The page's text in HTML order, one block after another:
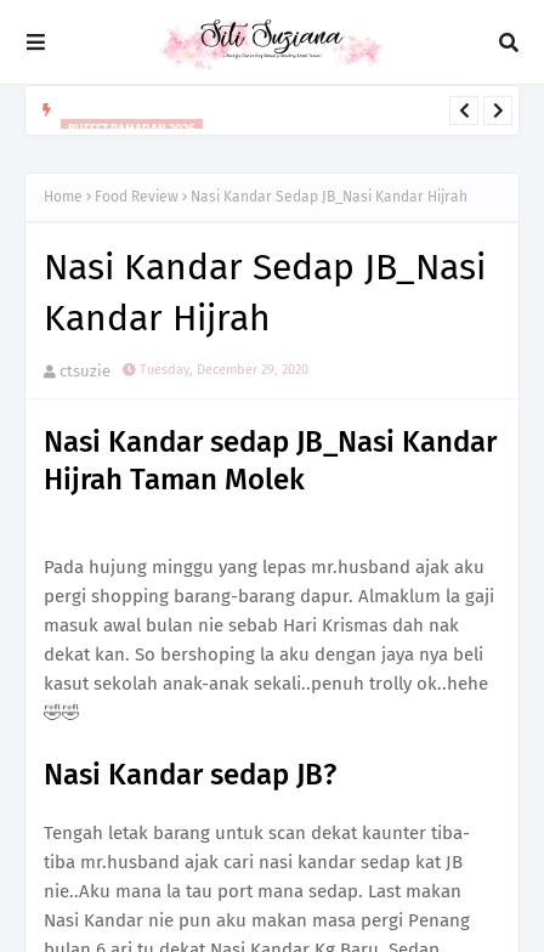
Home Food Review Nasi Kandar Sedap JB_Nasi Kandar Hijrah
Nasi Kandar Sedap JB_Nasi
Kandar Hijrah
ctsuzie Tuesday, December 29, 2020
Nasi Kandar sedap JB_Nasi Kandar
Hijrah Taman Molek
Pada hujung minggu yang lepas mr.husband ajak aku
pergi shopping barang-barang dapur. Almaklum la gaji
masuk awal bulan nie sebab Hari Krismas dah nak
dekat kan. So bershoping la aku dengan jaya nya beli
kasut sekolah anak-anak sekali..penuh trolly ok..hehe
🤣🤣
Nasi Kandar sedap JB?
Tengah letak barang untuk scan dekat kaunter tiba-
tiba mr.husband ajak cari nasi kandar sedap kat JB
nie..Aku mana la tau port mana sedap. Last makan
Nasi Kandar nie pun aku makan masa pergi Penang